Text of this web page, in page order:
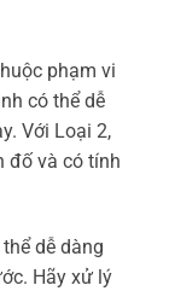
phạm vi
có thể dễ
Với Loại 2,
đố và có tính
dễ dàng
Hãy xử lý